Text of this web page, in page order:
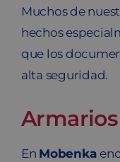
Muchos de
hechos
que los
alta seguridad.
En Mobenka